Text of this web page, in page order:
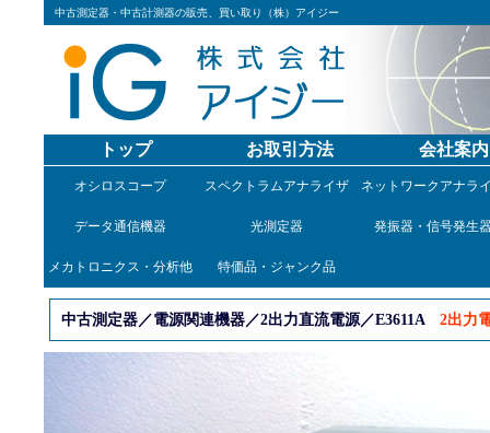
中古測定器・中古計測器の販売、買い取り（株）アイジー
トップ お取引方法 会社案内
オシロスコープ スペクトラムアナライザ ネットワークアナラ
データ通信機器 光測定器 発振器・信号発生
メカトロニクス・分析他 特価品・ジャンク品
中古測定器／電源関連機器／2出力直流電源／E3611A 2出力